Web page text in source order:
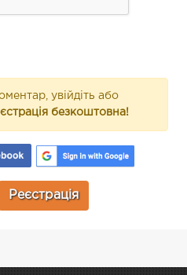
увійдіть або
безкоштовна!
Реєстрація